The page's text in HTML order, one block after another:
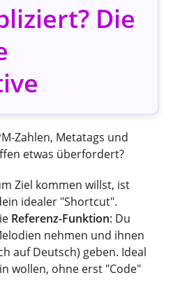
Die
Zahlen, Metatags und
etwas überfordert?
Ziel kommen willst, ist
idealer "Shortcut".
Referenz-Funktion: Du
nehmen und ihnen
auf Deutsch) geben. Ideal
wollen, ohne erst "Code"